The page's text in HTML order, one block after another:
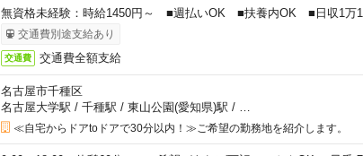
無資格未経験：時給1450円～ ■週払いOK ■扶養内OK ■日収1万
交通費別途支給あり
交通費 交通費全額支給
名古屋市千種区
名古屋大学駅 / 千種駅 / 東山公園(愛知県)駅 /
≪自宅からドアtoドアで30分以内！≫ご希望の勤務地を紹介します。